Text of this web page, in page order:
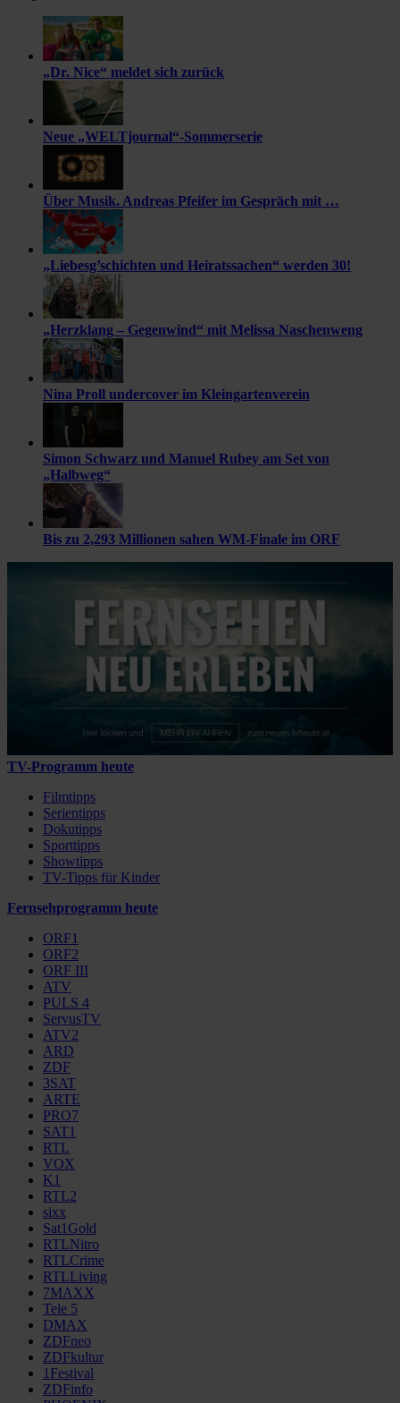
„Dr. Nice“ meldet sich zurück
Neue „WELTjournal“-Sommerserie
Über Musik. Andreas Pfeifer im Gespräch mit …
„Liebesg’schichten und Heiratssachen“ werden 30!
„Herzklang – Gegenwind“ mit Melissa Naschenweng
Nina Proll undercover im Kleingartenverein
Simon Schwarz und Manuel Rubey am Set von
„Halbweg“
Bis zu 2,293 Millionen sahen WM-Finale im ORF
TV-Programm heute
Filmtipps
Serientipps
Dokutipps
Sporttipps
Showtipps
TV-Tipps für Kinder
Fernsehprogramm heute
ORF1
ORF2
ORF III
ATV
PULS 4
ServusTV
ATV2
ARD
ZDF
3SAT
ARTE
PRO7
SAT1
RTL
VOX
K1
RTL2
sixx
Sat1Gold
RTLNitro
RTLCrime
RTLLiving
7MAXX
Tele 5
DMAX
ZDFneo
ZDFkultur
1Festival
ZDFinfo